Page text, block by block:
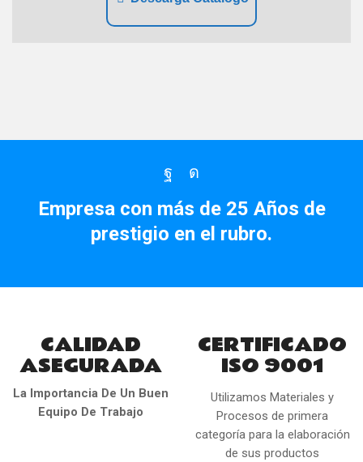
Facebook
Instagram
Empresa con más de 25 Años de
prestigio en el rubro.
CALIDAD
ASEGURADA
La Importancia De Un Buen
Equipo De Trabajo
CERTIFICADO
ISO 9001
Utilizamos Materiales y
Procesos de primera
categoría para la elaboración
de sus productos